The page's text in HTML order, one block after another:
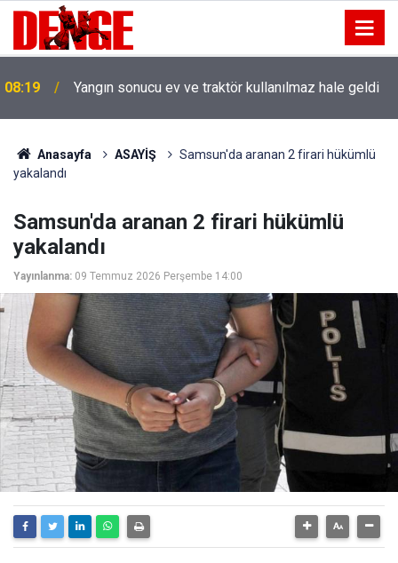
08:19 Yangın sonucu ev ve traktör kullanılmaz hale geldi
Anasayfa ASAYİŞ
Samsun'da aranan 2 firari hükümlü
yakalandı
Samsun'da aranan 2 firari hükümlü
yakalandı
Yayınlanma: 09 Temmuz 2026 Perşembe 14:00